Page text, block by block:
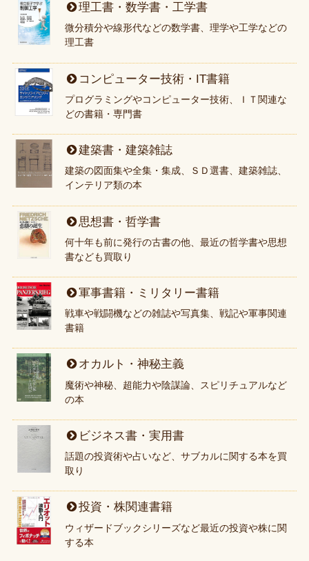
理工書・数学書・工学書
微分積分や線形代などの数学書、理学や工学などの
理工書
コンピューター技術・IT書籍
プログラミングやコンピューター技術、ＩＴ関連な
どの書籍・専門書
建築書・建築雑誌
建築の図面集や全集・集成、ＳＤ選書、建築雑誌、
インテリア類の本
思想書・哲学書
何十年も前に発行の古書の他、最近の哲学書や思想
書なども買取り
軍事書籍・ミリタリー書籍
戦車や戦闘機などの雑誌や写真集、戦記や軍事関連
書籍
オカルト・神秘主義
魔術や神秘、超能力や陰謀論、スピリチュアルなど
の本
ビジネス書・実用書
話題の投資術や占いなど、サブカルに関する本を買
取り
投資・株関連書籍
ウィザードブックシリーズなど最近の投資や株に関
する本